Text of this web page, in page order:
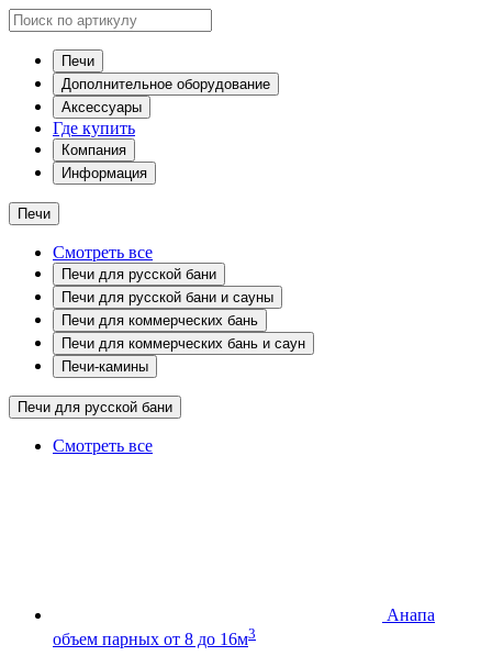
Печи
Дополнительное оборудование
Аксессуары
Где купить
Компания
Информация
Печи
Смотреть все
Печи для русской бани
Печи для русской бани и сауны
Печи для коммерческих бань
Печи для коммерческих бань и саун
Печи-камины
Печи для русской бани
Смотреть все
Анапа
объем парных от 8 до 16м3